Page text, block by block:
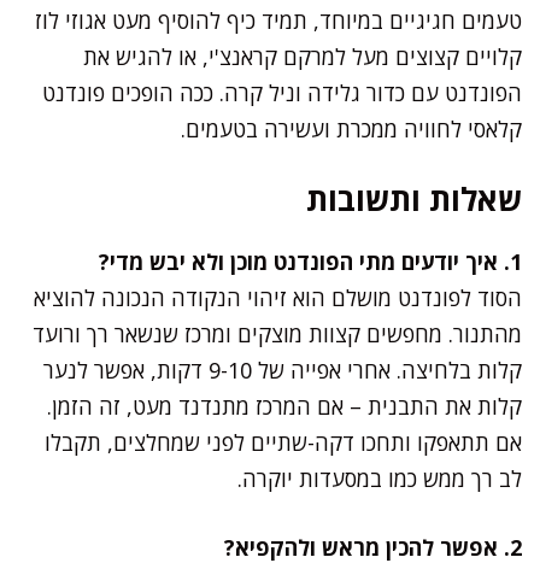
טעמים חגיגיים במיוחד, תמיד כיף להוסיף מעט אגוזי לוז
קלויים קצוצים מעל למרקם קראנצ'י, או להגיש את
הפונדנט עם כדור גלידה וניל קרה. ככה הופכים פונדנט
קלאסי לחוויה ממכרת ועשירה בטעמים.
שאלות ותשובות
1. איך יודעים מתי הפונדנט מוכן ולא יבש מדי?
הסוד לפונדנט מושלם הוא זיהוי הנקודה הנכונה להוציא
מהתנור. מחפשים קצוות מוצקים ומרכז שנשאר רך ורועד
קלות בלחיצה. אחרי אפייה של 9-10 דקות, אפשר לנער
קלות את התבנית – אם המרכז מתנדנד מעט, זה הזמן.
אם תתאפקו ותחכו דקה-שתיים לפני שמחלצים, תקבלו
לב רך ממש כמו במסעדות יוקרה.
2. אפשר להכין מראש ולהקפיא?